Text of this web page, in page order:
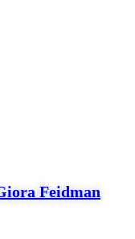
Feidman